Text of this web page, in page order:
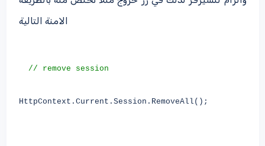
الامنة التالية
// remove session
HttpContext.Current.Session.RemoveAll();